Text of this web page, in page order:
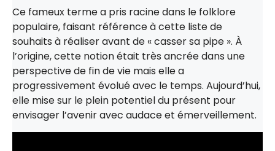
Ce fameux terme a pris racine dans le folklore
populaire, faisant référence à cette liste de
souhaits à réaliser avant de « casser sa pipe ». À
l’origine, cette notion était très ancrée dans une
perspective de fin de vie mais elle a
progressivement évolué avec le temps. Aujourd’hui,
elle mise sur le plein potentiel du présent pour
envisager l’avenir avec audace et émerveillement.